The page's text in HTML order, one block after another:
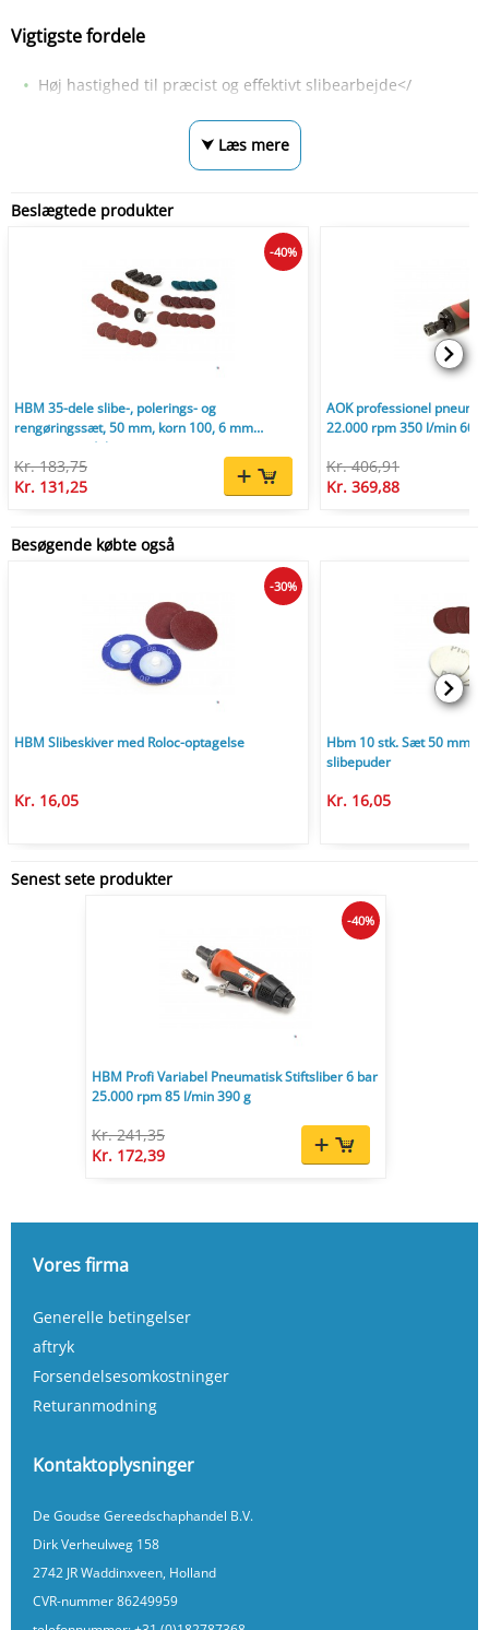
Vigtigste fordele
Høj hastighed til præcist og effektivt slibearbejde</
⮟ Læs mere
Beslægtede produkter
HBM 35-dele slibe-, polerings- og
rengøringssæt, 50 mm, korn 100, 6 mm
opnamespindel.
Kr. 183,75
Kr. 131,25
-40%
AOK professionel
22.000 rpm 350 l/min 600
Kr. 406,91
Kr. 369,88
Besøgende købte også
HBM Slibeskiver med Roloc-optagelse
Kr. 16,05
-30%
Hbm 10 stk. Sæt 50 mm.
slibepuder
Kr. 16,05
Senest sete produkter
HBM Profi Variabel Pneumatisk Stiftsliber 6 bar
25.000 rpm 85 l/min 390 g
Kr. 241,35
Kr. 172,39
-40%
Vores firma
Generelle betingelser
aftryk
Forsendelsesomkostninger
Returanmodning
Kontaktoplysninger
De Goudse Gereedschaphandel B.V.
Dirk Verheulweg 158
2742 JR Waddinxveen, Holland
CVR-nummer 86249959